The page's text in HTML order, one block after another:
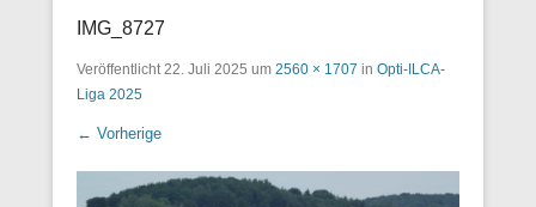
IMG_8727
Veröffentlicht22. Juli 2025 um 2560 × 1707 in Opti-ILCA-
Liga 2025
← Vorherige